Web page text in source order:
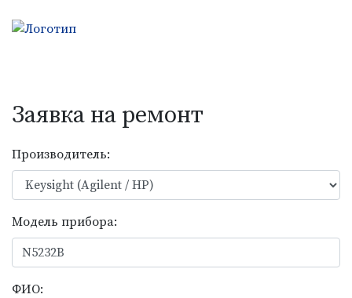
Заявка на ремонт
Производитель:
Модель прибора:
ФИО: